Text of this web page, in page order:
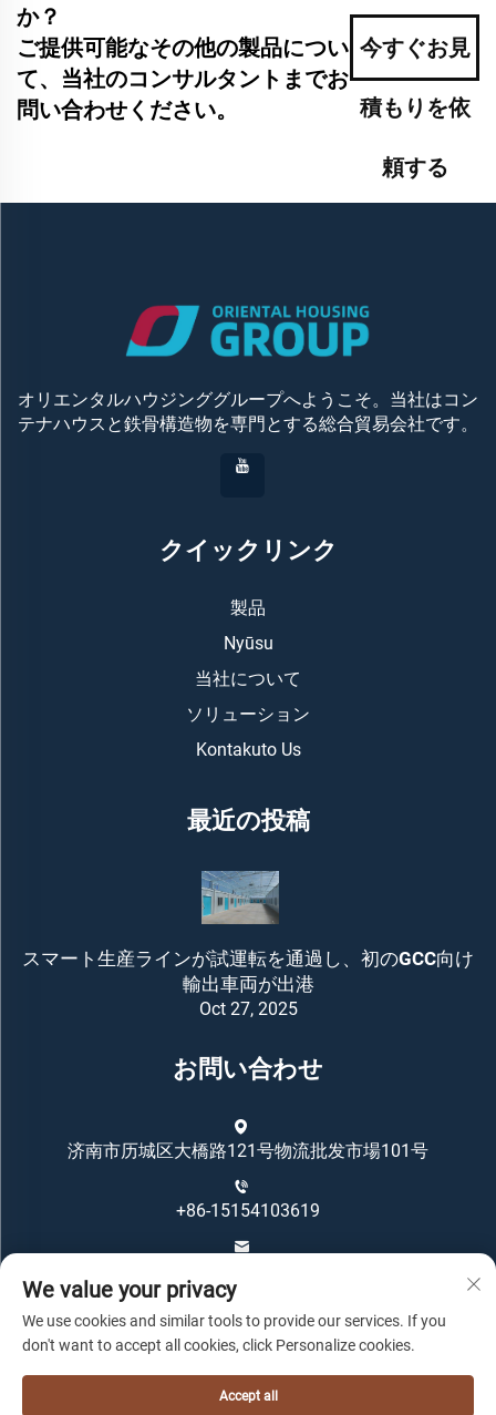
か？
ご提供可能なその他の製品につい
て、当社のコンサルタントまでお
問い合わせください。
今すぐお見
積もりを依
頼する
オリエンタルハウジンググループへようこそ。当社はコン
テナハウスと鉄骨構造物を専門とする総合貿易会社です。
クイックリンク
製品
Nyūsu
当社について
ソリューション
Kontakuto Us
最近の投稿
スマート生産ラインが試運転を通過し、初のGCC向け
輸出車両が出港
Oct 27, 2025
お問い合わせ
济南市历城区大橋路121号物流批发市場101号
+86-15154103619
We value your privacy
We use cookies and similar tools to provide our services. If you
don't want to accept all cookies, click Personalize cookies.
Accept all